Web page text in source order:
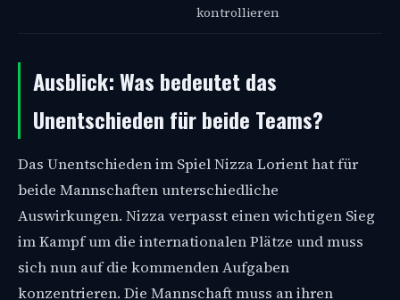
kontrollieren
Ausblick: Was bedeutet das
Unentschieden für beide Teams?
Das Unentschieden im Spiel Nizza Lorient hat für
beide Mannschaften unterschiedliche
Auswirkungen. Nizza verpasst einen wichtigen Sieg
im Kampf um die internationalen Plätze und muss
sich nun auf die kommenden Aufgaben
konzentrieren. Die Mannschaft muss an ihren